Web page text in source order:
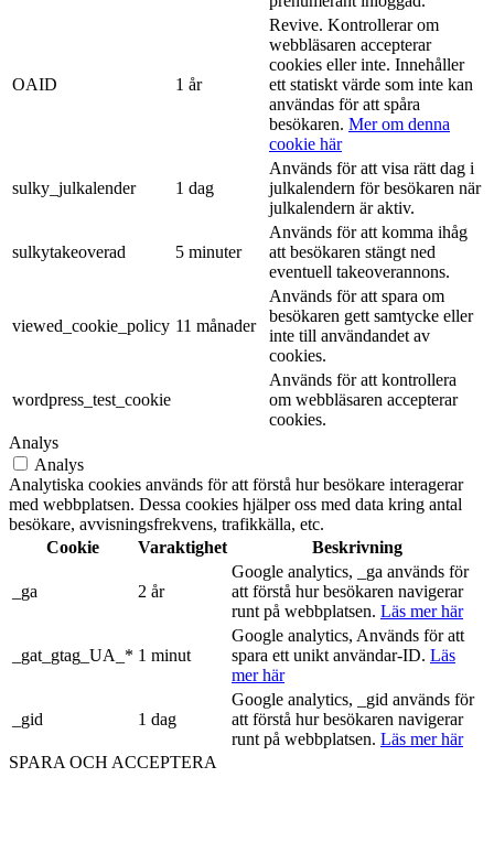
OAID 1 år
Revive. Kontrollerar om
webbläsaren accepterar
cookies eller inte. Innehåller
ett statiskt värde som inte kan
användas för att spåra
besökaren. Mer om denna
cookie här
sulky_julkalender 1 dag
Används för att visa rätt dag i
julkalendern för besökaren när
julkalendern är aktiv.
sulkytakeoverad 5 minuter
Används för att komma ihåg
att besökaren stängt ned
eventuell takeoverannons.
viewed_cookie_policy 11 månader
Används för att spara om
besökaren gett samtycke eller
inte till användandet av
cookies.
wordpress_test_cookie
Används för att kontrollera
om webbläsaren accepterar
cookies.
Analys
Analys
Analytiska cookies används för att förstå hur besökare interagerar
med webbplatsen. Dessa cookies hjälper oss med data kring antal
besökare, avvisningsfrekvens, trafikkälla, etc.
Cookie
Varaktighet Beskrivning
_ga 2 år
Google analytics, _ga används för
att förstå hur besökaren navigerar
runt på webbplatsen. Läs mer här
_gat_gtag_UA_* 1 minut
Google analytics, Används för att
spara ett unikt användar-ID. Läs
mer här
_gid 1 dag
Google analytics, _gid används för
att förstå hur besökaren navigerar
runt på webbplatsen. Läs mer här
SPARA OCH ACCEPTERA